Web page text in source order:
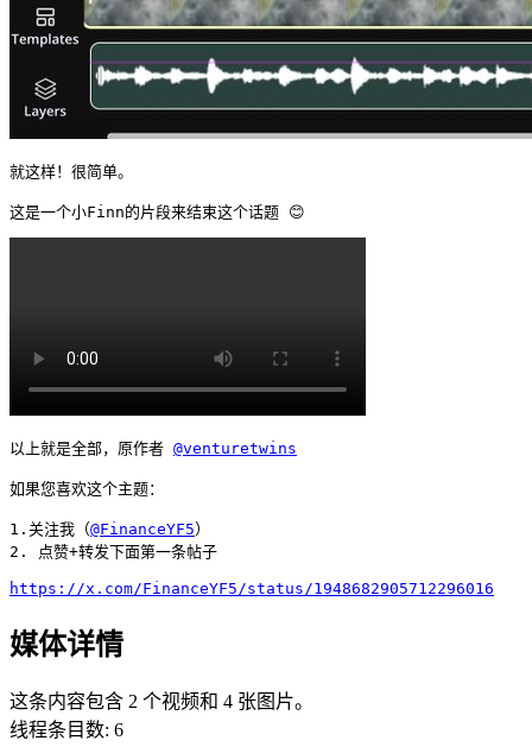
就这样！很简单。
以上就是全部，原作者 @venturetwins
如果您喜欢这个主题：
1.关注我（@FinanceYF5）
2. 点赞+转发下面第一条帖子
https://x.com/FinanceYF5/status/1948682905712296016
媒体详情
这条内容包含 2 个视频和 4 张图片。
线程条目数: 6